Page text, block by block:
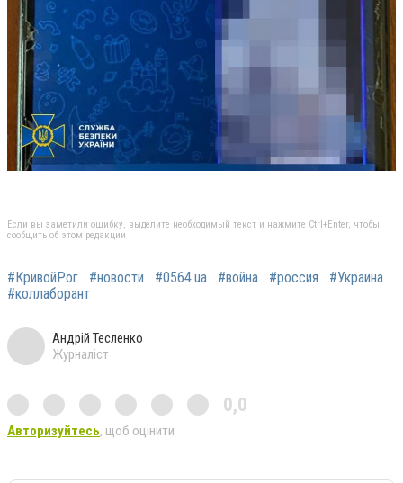
Если вы заметили ошибку, выделите необходимый текст и нажмите Ctrl+Enter, чтобы
сообщить об этом редакции
#КривойРог #новости #0564.ua #война #россия
#Украина
#коллаборант
Андрій Тесленко
Журналіст
0,0
Авторизуйтесь, щоб оцінити